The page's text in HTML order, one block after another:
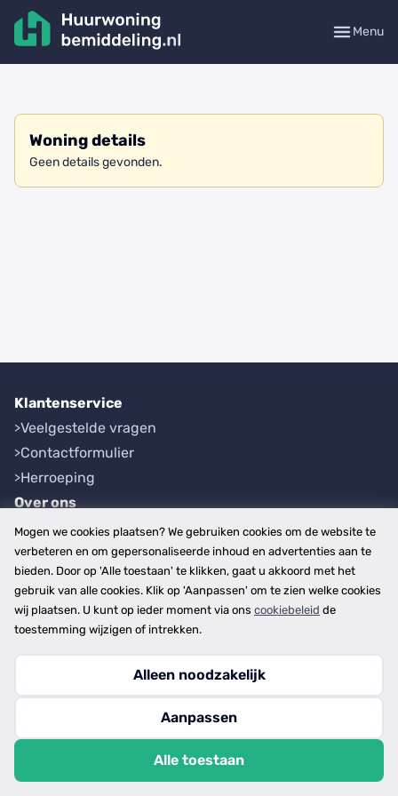
Menu
Woning details
Geen details gevonden.
Klantenservice
Veelgestelde vragen
Contactformulier
Herroeping
Over ons
Bedrijfsgegevens
Werkwijze
Overzichten
Plaatsen
Provincies
Copyright © 2026
privacy- en cookiebeleid
Mogen we cookies plaatsen? We gebruiken cookies om de website te
verbeteren en om gepersonaliseerde inhoud en advertenties aan te
bieden. Door op 'Alle toestaan' te klikken, gaat u akkoord met het
gebruik van alle cookies. Klik op 'Aanpassen' om te zien welke cookies
wij plaatsen. U kunt op ieder moment via ons cookiebeleid de
toestemming wijzigen of intrekken.
Alleen noodzakelijk
Aanpassen
Alle toestaan